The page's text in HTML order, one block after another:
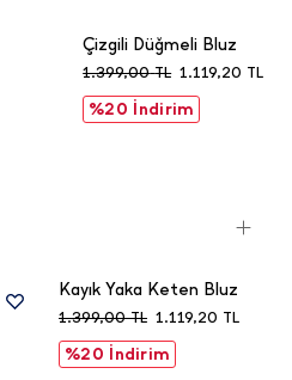
%20 İndirim
1.119,20 TL
1.399,00 TL
Çizgili Düğmeli Bluz
%20 İndirim
1.119,20 TL
1.399,00 TL
Kayık Yaka Keten Bluz